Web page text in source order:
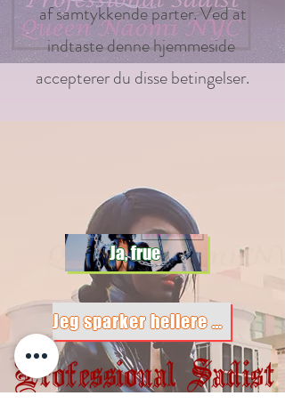
af samtykkende parter. Ved at
indtaste denne hjemmeside
accepterer du disse betingelser.
Ja, frue
Jeg sparker hellere til sten